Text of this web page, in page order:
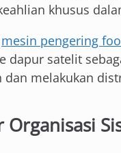
khusus
mesin pengering
dapur satelit
dan melakukan
Organisasi